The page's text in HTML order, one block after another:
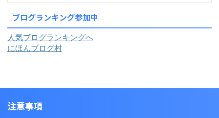
ブログランキング参加中
人気ブログランキングへ
にほんブログ村
注意事項